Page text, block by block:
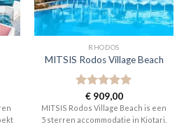
RHODOS
MITSIS Rodos Village Beach
Gewaardeerd
5uit 5
€909,00
MITSIS Rodos Village Beach is een
5 sterren accommodatie in Kiotari.